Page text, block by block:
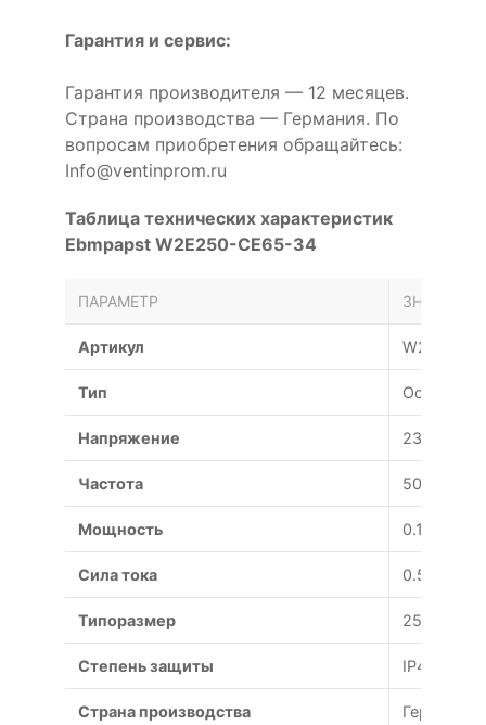
Гарантия и сервис:
Гарантия производителя — 12 месяцев.
Страна производства — Германия. По
вопросам приобретения обращайтесь:
Info@ventinprom.ru
Таблица технических характеристик
Ebmpapst W2E250-CE65-34
ПАРАМЕТР ЗНАЧЕНИЕ
Артикул W2E250-
Тип Осевой
Напряжение 230 В
Частота 50 Гц
Мощность 0.115 Вт
Сила тока 0.51 А
Типоразмер 250 мм
Степень защиты IP44
Страна производства Германия